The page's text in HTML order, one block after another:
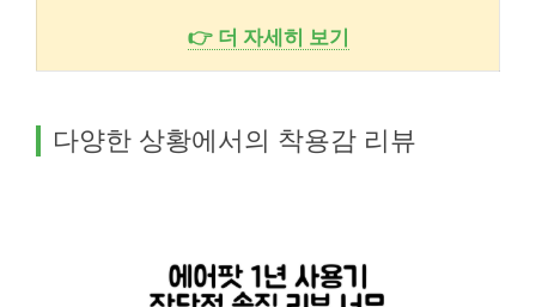
👉 더 자세히 보기
다양한 상황에서의 착용감 리뷰